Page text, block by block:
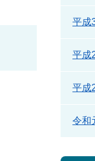
平成
平成
平成
令和